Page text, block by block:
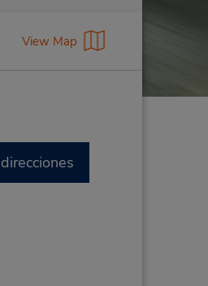
View Map